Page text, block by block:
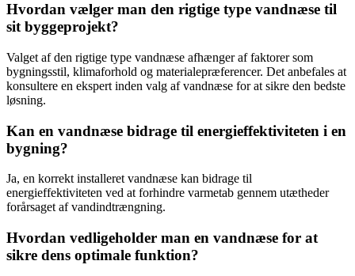
Hvordan vælger man den rigtige type vandnæse til
sit byggeprojekt?
Valget af den rigtige type vandnæse afhænger af faktorer som
bygningsstil, klimaforhold og materialepræferencer. Det anbefales at
konsultere en ekspert inden valg af vandnæse for at sikre den bedste
løsning.
Kan en vandnæse bidrage til energieffektiviteten i en
bygning?
Ja, en korrekt installeret vandnæse kan bidrage til
energieffektiviteten ved at forhindre varmetab gennem utætheder
forårsaget af vandindtrængning.
Hvordan vedligeholder man en vandnæse for at
sikre dens optimale funktion?